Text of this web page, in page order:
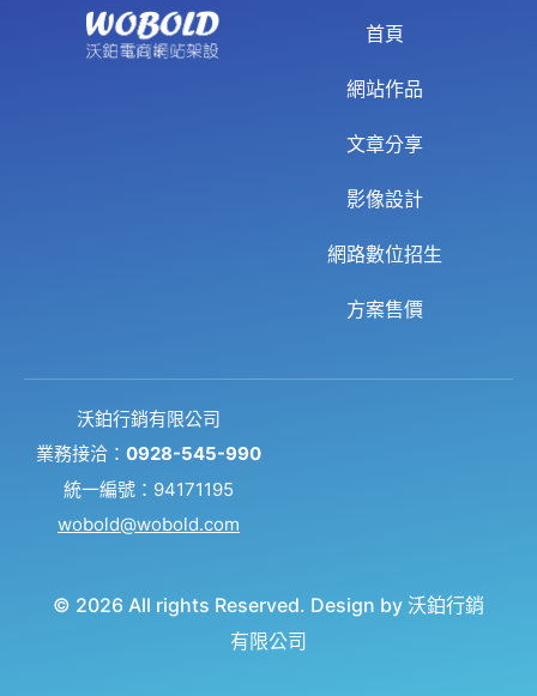
首頁
網站作品
文章分享
影像設計
網路數位招生
方案售價
沃鉑行銷有限公司
業務接洽： 0928-545-990
統一編號：94171195
wobold@wobold.com
© 2026 All rights Reserved. Design by 沃鉑行銷
有限公司